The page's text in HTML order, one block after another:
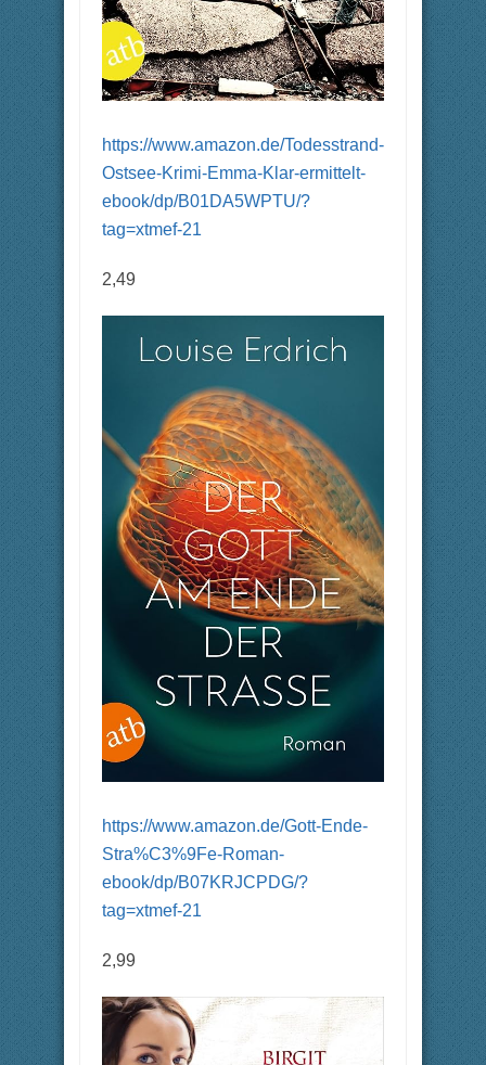
https://www.amazon.de/Todesstrand-
Ostsee-Krimi-Emma-Klar-ermittelt-
ebook/dp/B01DA5WPTU/?
tag=xtmef-21
2,49
https://www.amazon.de/Gott-Ende-
Stra%C3%9Fe-Roman-
ebook/dp/B07KRJCPDG/?
tag=xtmef-21
2,99